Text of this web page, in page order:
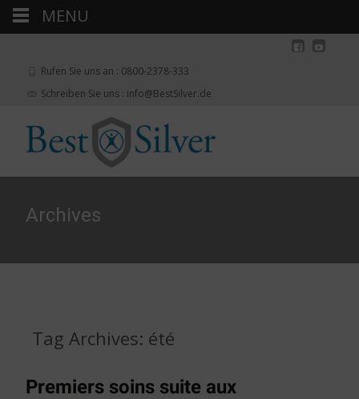
Rufen Sie uns an : 0800-2378-333
Schreiben Sie uns : info@BestSilver.de
Archives
Tag Archives: été
Premiers soins suite aux
MENU